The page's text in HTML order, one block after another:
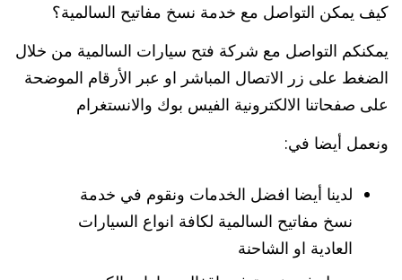
كيف يمكن التواصل مع خدمة نسخ مفاتيح السالمية؟
يمكنكم التواصل مع شركة فتح سيارات السالمية من خلال
الضغط على زر الاتصال المباشر او عبر الأرقام الموضحة
على صفحاتنا الالكترونية الفيس بوك والانستغرام
ونعمل أيضا في:
لدينا أيضا افضل الخدمات ونقوم في خدمة
نسخ مفاتيح السالمية لكافة انواع السيارات
العادية او الشاحنة